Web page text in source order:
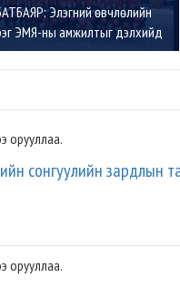
Элэгний өвчлөлийн
ЭМЯ-ны амжилтыг дэлхийд
одоо Сүрьеэтэй
яг үүн шиг амжилт
орууллаа.
сонгуулийн зардлын
орууллаа.